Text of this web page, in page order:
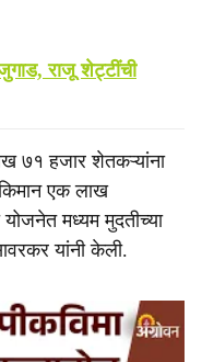
राजू शेट्टींची
७१ हजार शेतकऱ्यांना
एक लाख
योजनेत मध्यम मुदतीच्या
यांनी केली.